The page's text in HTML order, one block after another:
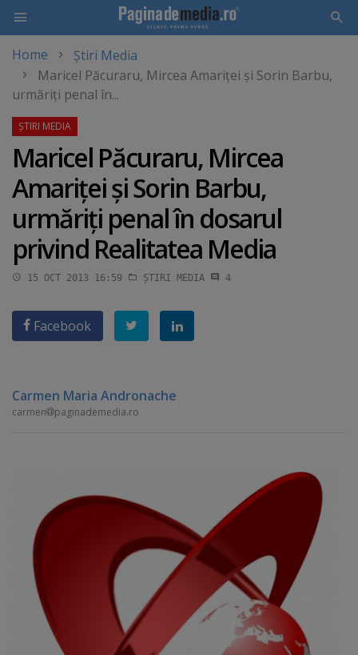
main
content
Home
Știri Media
Maricel Păcuraru, Mircea Amariţei şi Sorin Barbu,
urmăriţi penal în...
Maricel Păcuraru, Mircea
Amariţei şi Sorin Barbu,
urmăriţi penal în dosarul
privind Realitatea Media
15 OCT 2013 16:59 ȘTIRI MEDIA 4
Facebook
Carmen Maria Andronache
carmen paginademedia.ro